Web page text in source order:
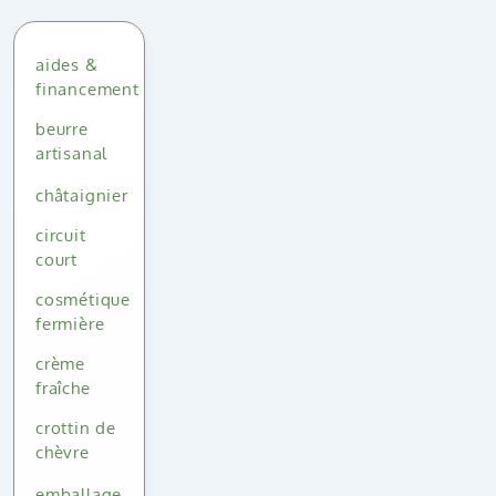
aides &
financement
beurre
artisanal
châtaignier
circuit
court
cosmétique
fermière
crème
fraîche
crottin de
chèvre